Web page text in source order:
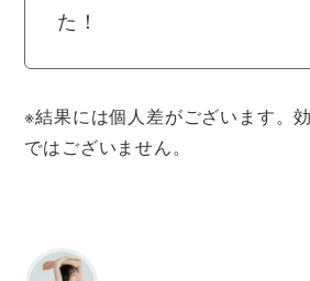
た！
※結果には個人差がございます。
ではございません。